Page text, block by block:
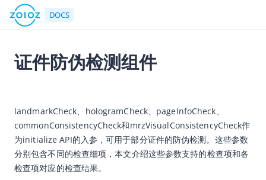
DOCS
文档中心
产品简介
快速入门
用户指南
证件防伪检测组件
landmarkCheck、hologramCheck、pageInfoCheck、
commonConsistencyCheck和mrzVisualConsistencyCheck作
为initialize API的入参，可用于部分证件的防伪检测。这些参数
分别包含不同的检查细项，本文介绍这些参数支持的检查项和各
检查项对应的检查结果。